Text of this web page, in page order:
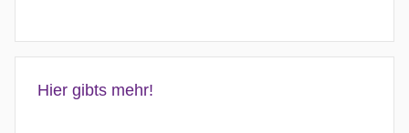
Hier gibts mehr!